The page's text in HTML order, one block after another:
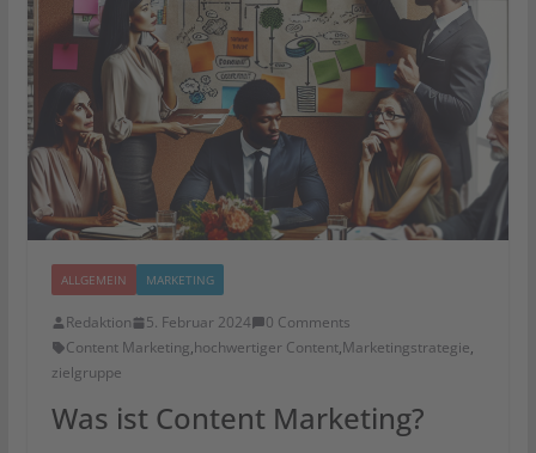
ALLGEMEIN MARKETING
Redaktion 5. Februar 2024
0 Comments
Content Marketing,hochwertiger Content,Marketingstrategie,
zielgruppe
Was ist Content Marketing?